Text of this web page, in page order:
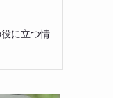
に立つ情